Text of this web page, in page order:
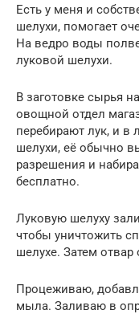
Есть у меня и
шелухи, помогает
На ведро воды
луковой шелухи.
В заготовке сырья
овощной отдел
перебирают лук, и в
шелухи, её обычно
разрешения и
бесплатно.
Луковую шелуху
чтобы уничтожить
шелухе. Затем отвар
Процеживаю,
мыла. Заливаю в